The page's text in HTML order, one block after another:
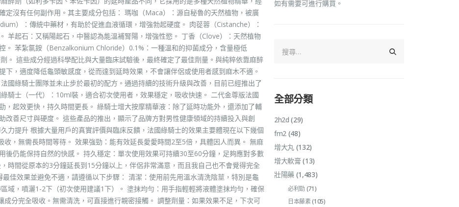
定沒有任何副作用。其主要成分包括： 瑪咖（Maca）：源自秘魯的天然植物，被廣
）：傳統中藥材，有助於促進血液循環，增強勃起硬度。 肉蓯蓉（Cistanche）：
羊起石：又稱陽起石，中醫認為能溫補腎陽，增強性慾。 丁香（Clove）：天然植物
。 苯紮氯銨（Benzalkonium Chloride）0.1%：一種溫和的抑菌成分，含量極低
。 這些成分經過科學配比與大量臨床試驗後，最終確定了最佳劑量。與純粹依靠麻醉
下，適度降低龜頭敏感度，從而達到延時效果，不會讓伴侶或使用者感到麻木不適。
國綠騎士團隊並未止步於最初的配方。通過持續的技術升級與改善，目前已經推出了
騎士（一代）：10ml裝，適合初次使用者，效果穩定，吸收快速。 二代金尊版法國
，起效更快，持久時間更長。 綠騎士增大按摩精華液：除了延時功能外，還添加了輔
改善尺寸與硬度。 這些產品的推出，顯示了品牌方對男性健康領域的持續投入與創
力提升 根據大量用戶的真實評價與臨床反饋，法國綠騎士的效果主要體現在以下幾個
，無需長時間等待。 效果強勁：能有效延長愛愛時間2至5倍，具體因人而異。 無麻
後仍能保持自然的快感。 持久穩定：單次使用效果可持續30至60分鐘，足夠應對多數
時間從原本的3分鐘延長到15分鐘以上，伴侶非常滿意，而且我自己也不會覺得完全
佳效果並避免不適，請遵循以下步驟： 清潔：使用前先用溫水清洗陰莖，特別是龜
域，噴灑1-2下（初次使用建議1下）。 塗抹均勻：用手指輕輕將液體塗抹均勻，確保
分完全吸收。無需清洗，可直接進行親密接觸。 調整劑量：如果效果不足，下次可
如有需要可進行購買。
全部分類
2h2d (29)
fm2(48)
增大丸(132)
增大軟膏 (13)
壯陽藥(1,483)
必利勁(71)
日本藤素(105)